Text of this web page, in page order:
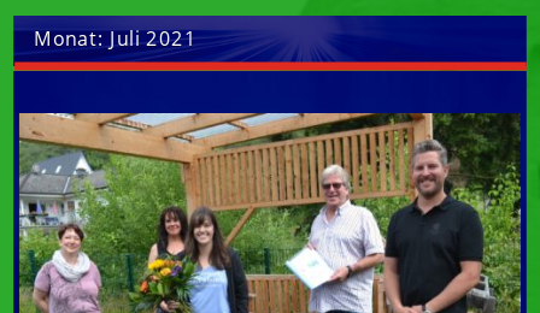
Monat:Juli 2021